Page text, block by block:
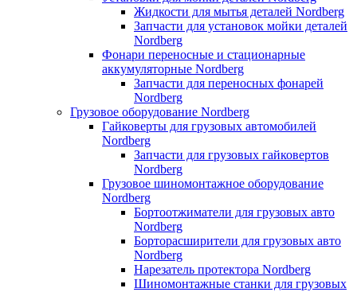
Жидкости для мытья деталей Nordberg
Запчасти для установок мойки деталей
Nordberg
Фонари переносные и стационарные
аккумуляторные Nordberg
Запчасти для переносных фонарей
Nordberg
Грузовое оборудование Nordberg
Гайковерты для грузовых автомобилей
Nordberg
Запчасти для грузовых гайковертов
Nordberg
Грузовое шиномонтажное оборудование
Nordberg
Бортоотжиматели для грузовых авто
Nordberg
Борторасширители для грузовых авто
Nordberg
Нарезатель протектора Nordberg
Шиномонтажные станки для грузовых